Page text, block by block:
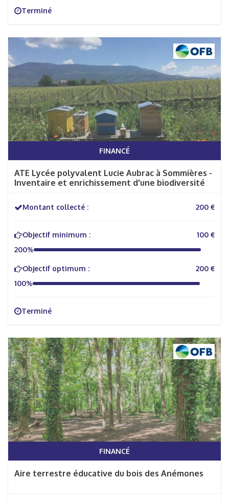
Terminé
FINANCÉ
ATE Lycée polyvalent Lucie Aubrac à Sommières -
Inventaire et enrichissement d'une biodiversité
Montant collecté : 200 €
Objectif minimum :
100 €
200%
Objectif optimum :
200 €
100%
Terminé
FINANCÉ
Aire terrestre éducative du bois des Anémones